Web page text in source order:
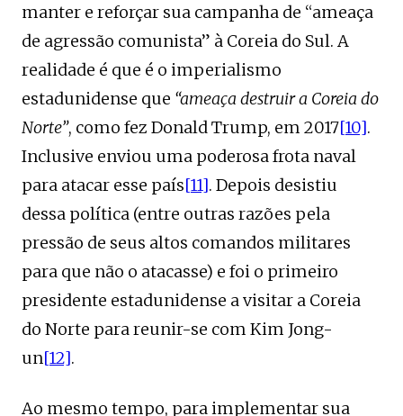
manter e reforçar sua campanha de “ameaça
de agressão comunista” à Coreia do Sul. A
realidade é que é o imperialismo
estadunidense que “ameaça destruir a Coreia do
Norte”, como fez Donald Trump, em 2017[10].
Inclusive enviou uma poderosa frota naval
para atacar esse país[11]. Depois desistiu
dessa política (entre outras razões pela
pressão de seus altos comandos militares
para que não o atacasse) e foi o primeiro
presidente estadunidense a visitar a Coreia
do Norte para reunir-se com Kim Jong-
un[12].
Ao mesmo tempo, para implementar sua